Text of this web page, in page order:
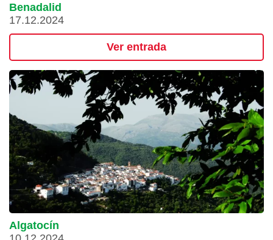
Benadalid
17.12.2024
Ver entrada
Algatocín